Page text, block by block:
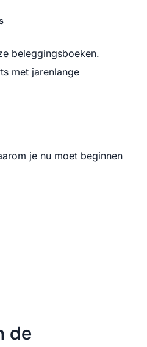
beleggingsboeken.
met jarenlange
je nu moet beginnen
de